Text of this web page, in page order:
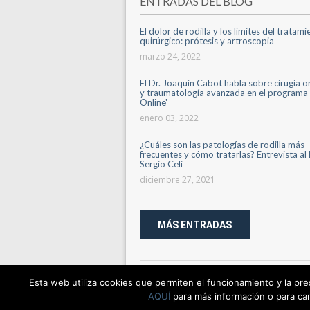
El dolor de rodilla y los límites del
quirúrgico: prótesis y artroscopia
marzo 24, 2022
El Dr. Joaquín Cabot habla sobre cirugía
y traumatología avanzada en el programa
Online'
enero 03, 2022
¿Cuáles son las patologías de rodilla más
frecuentes y cómo tratarlas? Entrevista al
Sergio Celi
diciembre 27, 2021
MÁS ENTRADAS
TREE HOUSE BCN © TODOS LOS DERECHOS
La informació proporcionada en el lloc web
Esta web utiliza cookies que permiten el funcionamiento y la
AQUÍ para más información o para